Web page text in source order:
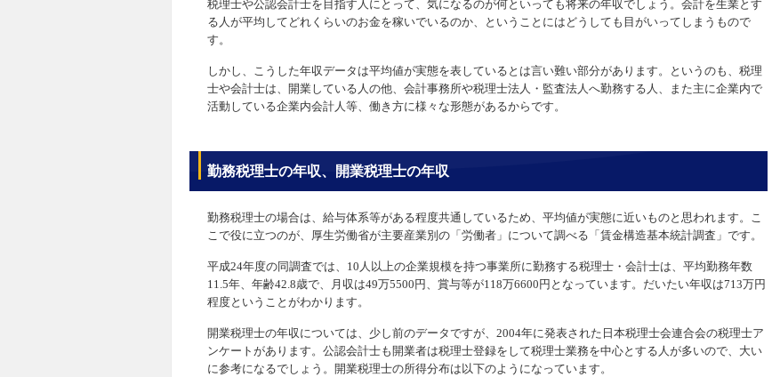
税理士や公認会計士を目指す人にとって、気になるのが何といっても将来の年収でしょう。会計を生業とす
る人が平均してどれくらいのお金を稼いでいるのか、ということにはどうしても目がいってしまうもので
す。
しかし、こうした年収データは平均値が実態を表しているとは言い難い部分があります。というのも、税理
士や会計士は、開業している人の他、会計事務所や税理士法人・監査法人へ勤務する人、また主に企業内で
活動している企業内会計人等、働き方に様々な形態があるからです。
勤務税理士の年収、開業税理士の年収
勤務税理士の場合は、給与体系等がある程度共通しているため、平均値が実態に近いものと思われます。こ
こで役に立つのが、厚生労働省が主要産業別の「労働者」について調べる「賃金構造基本統計調査」です。
平成24年度の同調査では、10人以上の企業規模を持つ事業所に勤務する税理士・会計士は、平均勤務年数
11.5年、年齢42.8歳で、月収は49万5500円、賞与等が118万6600円となっています。だいたい年収は713万円
程度ということがわかります。
開業税理士の年収については、少し前のデータですが、2004年に発表された日本税理士会連合会の税理士ア
ンケートがあります。公認会計士も開業者は税理士登録をして税理士業務を中心とする人が多いので、大い
に参考になるでしょう。開業税理士の所得分布は以下のようになっています。